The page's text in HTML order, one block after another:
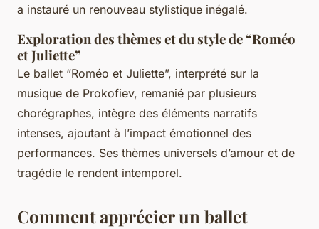
a instauré un renouveau stylistique inégalé.
Exploration des thèmes et du style de “Roméo
et Juliette”
Le ballet “Roméo et Juliette”, interprété sur la
musique de Prokofiev, remanié par plusieurs
chorégraphes, intègre des éléments narratifs
intenses, ajoutant à l’impact émotionnel des
performances. Ses thèmes universels d’amour et de
tragédie le rendent intemporel.
Comment apprécier un ballet